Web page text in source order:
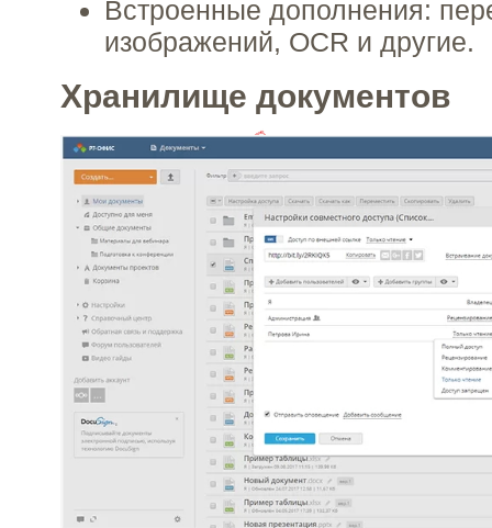
Встроенные дополнения:
изображений, OCR и другие.
Хранилище документов